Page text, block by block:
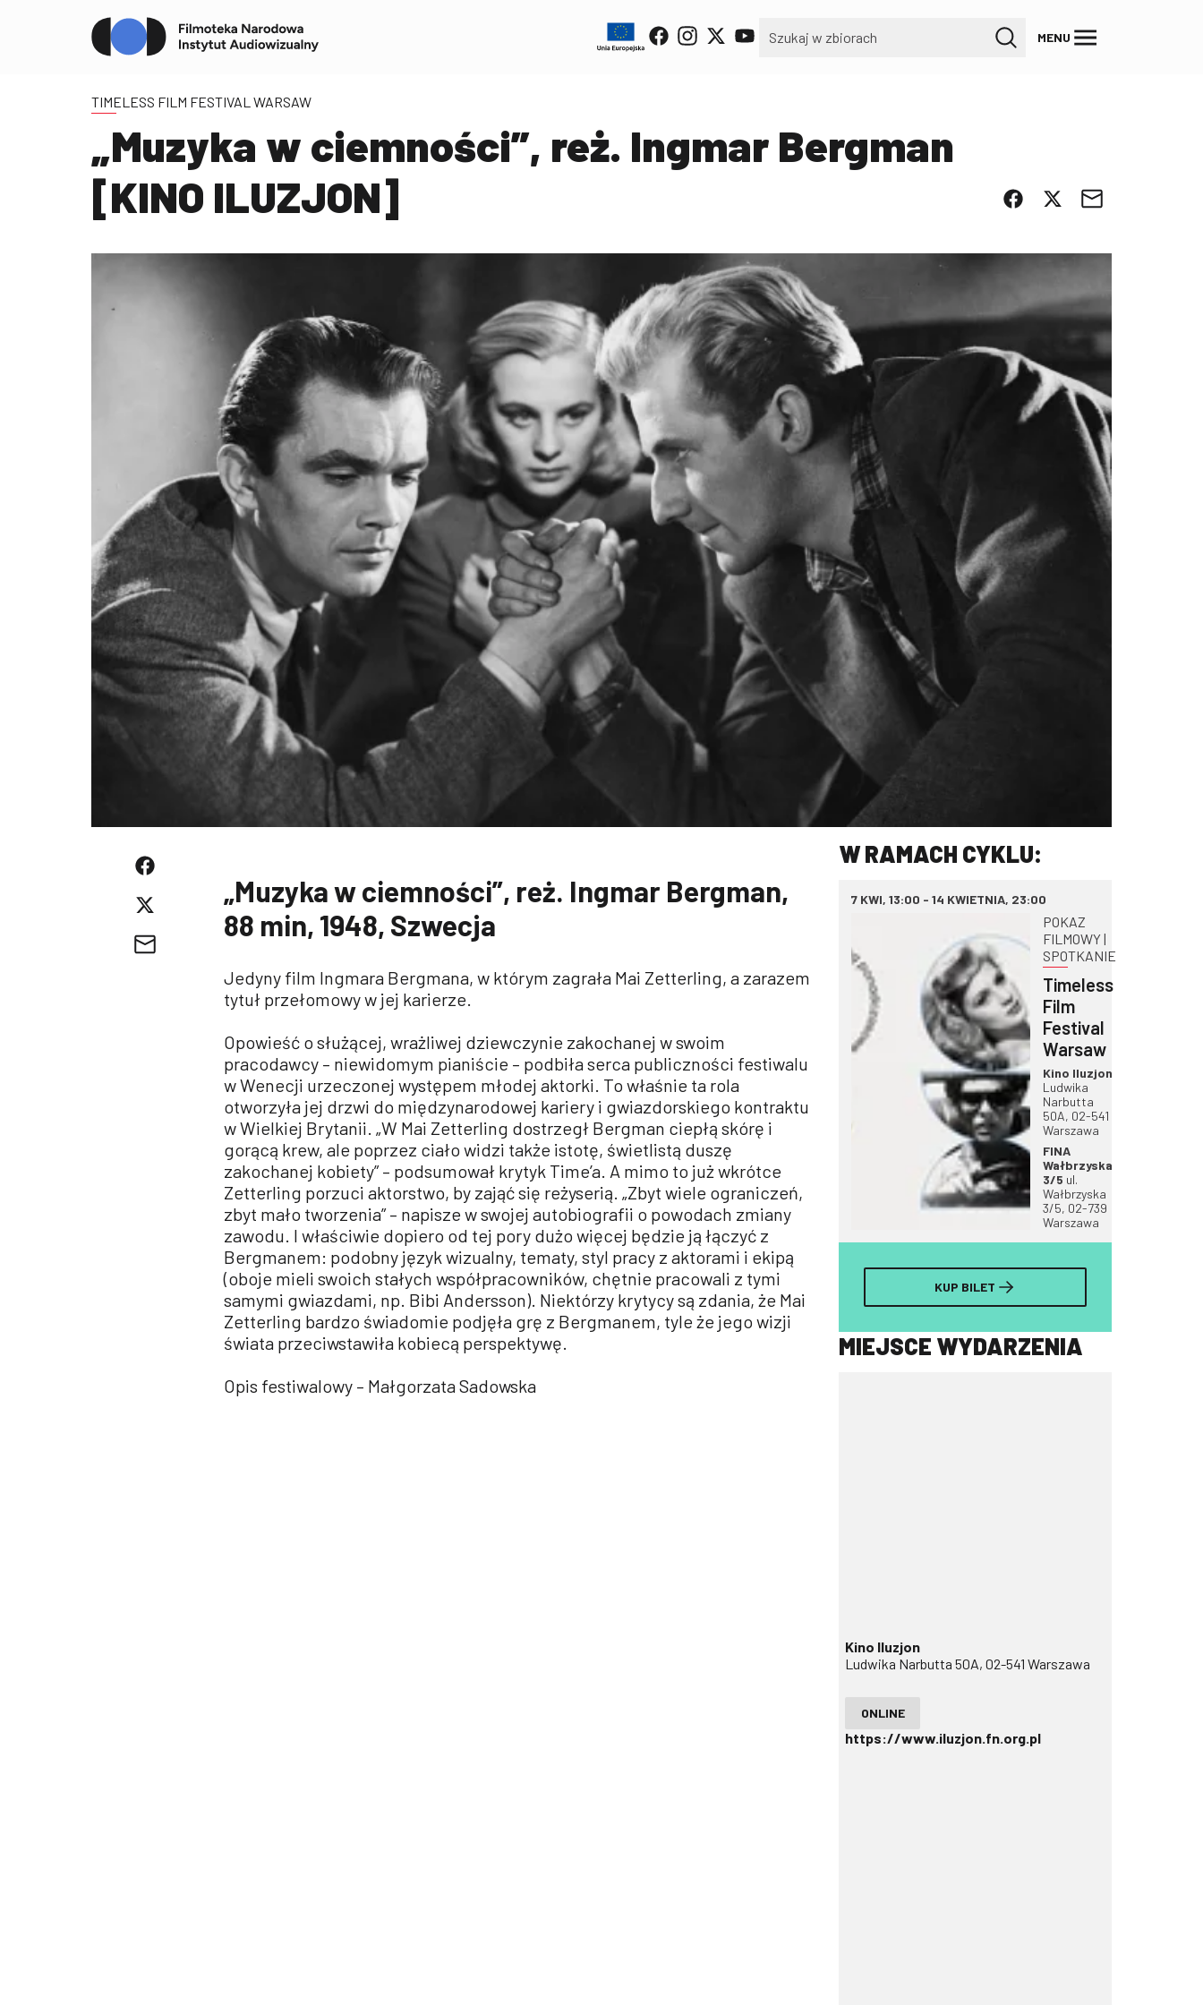
MENU
TIMELESS FILM FESTIVAL WARSAW
„Muzyka w ciemności”, reż. Ingmar Bergman
[KINO ILUZJON]
„Muzyka w ciemności”, reż. Ingmar Bergman,
88 min, 1948, Szwecja
Jedyny film Ingmara Bergmana, w którym zagrała Mai Zetterling, a zarazem
tytuł przełomowy w jej karierze.
Opowieść o służącej, wrażliwej dziewczynie zakochanej w swoim
pracodawcy – niewidomym pianiście – podbiła serca publiczności festiwalu
w Wenecji urzeczonej występem młodej aktorki. To właśnie ta rola
otworzyła jej drzwi do międzynarodowej kariery i gwiazdorskiego kontraktu
w Wielkiej Brytanii. „W Mai Zetterling dostrzegł Bergman ciepłą skórę i
gorącą krew, ale poprzez ciało widzi także istotę, świetlistą duszę
zakochanej kobiety” – podsumował krytyk Time’a. A mimo to już wkrótce
Zetterling porzuci aktorstwo, by zająć się reżyserią. „Zbyt wiele ograniczeń,
zbyt mało tworzenia” – napisze w swojej autobiografii o powodach zmiany
zawodu. I właściwie dopiero od tej pory dużo więcej będzie ją łączyć z
Bergmanem: podobny język wizualny, tematy, styl pracy z aktorami i ekipą
(oboje mieli swoich stałych współpracowników, chętnie pracowali z tymi
samymi gwiazdami, np. Bibi Andersson). Niektórzy krytycy są zdania, że Mai
Zetterling bardzo świadomie podjęła grę z Bergmanem, tyle że jego wizji
świata przeciwstawiła kobiecą perspektywę.
Opis festiwalowy – Małgorzata Sadowska
W RAMACH CYKLU:
7 KWI, 13:00 - 14 KWIETNIA, 23:00
POKAZ
FILMOWY |
SPOTKANIE
Timeless
Film
Festival
Warsaw
Kino Iluzjon
Ludwika
Narbutta
50A, 02-541
Warszawa
FINA
Wałbrzyska
3/5 ul.
Wałbrzyska
3/5, 02-739
Warszawa
KUP BILET
MIEJSCE WYDARZENIA
Kino Iluzjon
Ludwika Narbutta 50A, 02-541 Warszawa
ONLINE
https://www.iluzjon.fn.org.pl